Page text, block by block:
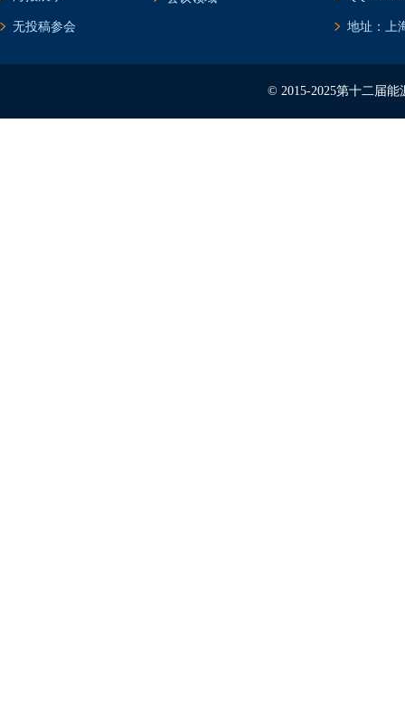
无投稿参会 地址：上
© 2015-2025第十二届